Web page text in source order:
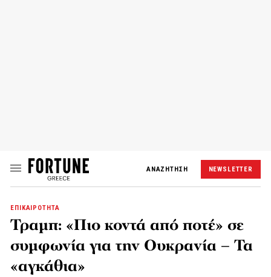
ΑΝΑΖΗΤΗΣΗ NEWSLETTER
ΕΠΙΚΑΙΡΟΤΗΤΑ
Τραμπ: «Πιο κοντά από ποτέ» σε
συμφωνία για την Ουκρανία – Τα
«αγκάθια»